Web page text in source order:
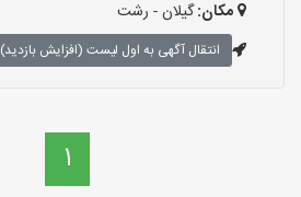
مکان:گیلان - رشت
انتقال آگهی به اول لیست (افزایش بازدید)
1